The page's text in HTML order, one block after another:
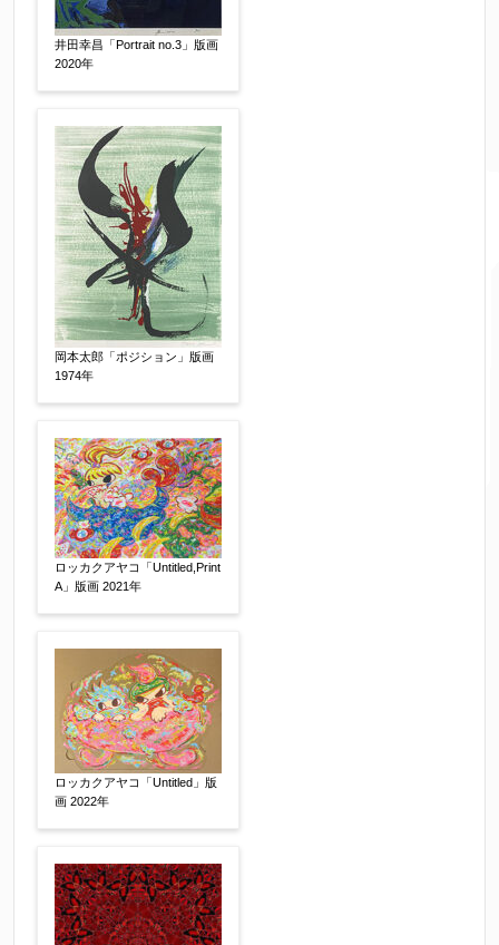
ご要望などがございましたらご入力ください
【任意】
す。（確認画面は表示されません）
同意する 【必須】
↑ 同意頂けましたらチェックを入れてくださ
い。
※データはSSL(Secure Sockets Layer)通信によ
井田幸昌「Portrait no.3」版画
2020年
岡本太郎「ポジション」版画
1974年
ロッカクアヤコ「Untitled,Print
A」版画 2021年
ロッカクアヤコ「Untitled」版
画 2022年